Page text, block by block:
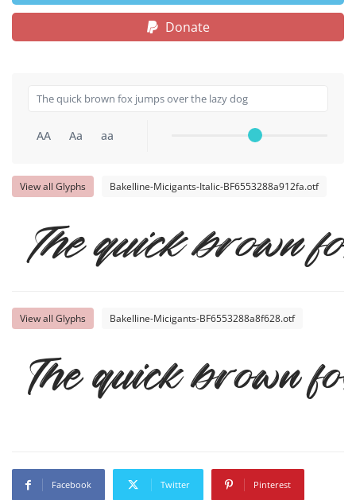
Donate
AA Aa aa
View all Glyphs Bakelline-Micigants-Italic-BF6553288a912fa.otf
The quick brown
View all Glyphs Bakelline-Micigants-BF6553288a8f628.otf
The quick brown
Facebook Twitter Pinterest